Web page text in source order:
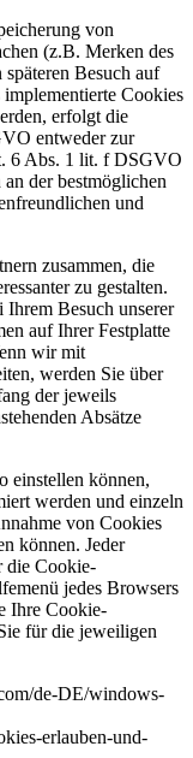
von
(z.B. Merken des
Besuch auf
Cookies
erfolgt die
entweder zur
6 Abs. 1 lit. f DSGVO
der bestmöglichen
und
zusammen, die
zu gestalten.
Besuch unserer
auf Ihrer Festplatte
wir mit
werden Sie über
der jeweils
Absätze
einstellen können,
werden und einzeln
von Cookies
können. Jeder
die Cookie-
jedes Browsers
Ihre Cookie-
für die jeweiligen
de-DE/windows-
erlauben-und-